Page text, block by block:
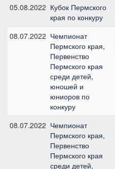
05.08.2022 Кубок Пермского
края по конкуру
08.07.2022 Чемпионат
Пермского края,
Первенство
Пермского края
среди детей,
юношей и
юниоров по
конкуру
08.07.2022 Чемпионат
Пермского края,
Первенство
Пермского края
среди детей,